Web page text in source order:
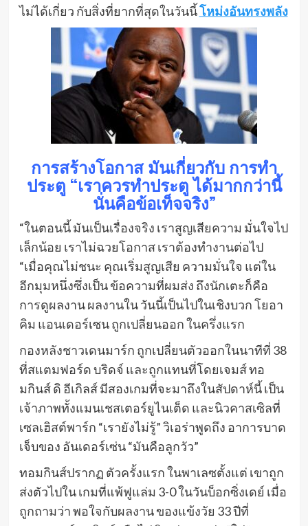
ไม่ได้เกี่ยว กับสิ่งที่ยากที่สุดในวันนี้โหม่งอันทรงพลัง
การสร้างโอกาส มันเกี่ยวกับ การทำ
ประตู “เราควรทำประตู ได้มากกว่านี้
นั่นคือข้อเท็จจริง”
“ในตอนนี้ มันเป็นเรื่องจริง เราสูญเสียความ มั่นใจไป
เล็กน้อย เราไม่ฉวยโอกาส เราต้องทำงานต่อไป
“เมื่อคุณไม่ชนะ คุณเริ่มสูญเสีย ความมั่นใจ แต่ใน
อีกมุมหนึ่งซึ่งเป็น ข้อความที่ผมส่ง ถึงนักเตะก็คือ
การดูผลงาน ผลงานใน วันนี้เป็นไปในเชิงบวก โยอา
คิม แอนเดอร์เซน ถูกเปลี่ยนออก ในครึ่งแรก
กองหลังชาวเดนมาร์ก ถูกเปลี่ยนตัวออกในนาทีที่ 38
ที่สแตมฟอร์ด บริดจ์ และถูกแทนที่โดยเจมส์ ทอ
มกินส์ ดิ อีเกิลส์ มีสองเกมที่จะมาถึงในสัปดาห์นี้ เป็น
เจ้าภาพทั้งแมนเชสเตอร์ยูไนเต็ด และนิวคาสเซิลที่
เซลเฮิสต์พาร์ก “เรายังไม่รู้” วิเอร่าพูดถึง อาการบาด
เจ็บของ อันเดอร์เซ่น “มันคือลูกวัว”
ทอมกินส์ปรากฏ ตัวครั้งแรก ในพาเลซตั้งแต่ เขาถูก
ส่งตัวไปใน เกมที่แพ้ฟูแล่ม 3-0 ในวันบ็อกซิ่งเดย์ เมื่อ
ถูกถามว่า พอใจกับผลงาน ของแข้งวัย 33 ปีที่